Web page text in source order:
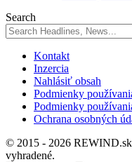
Search
Kontakt
Inzercia
Nahlásiť obsah
Podmienky
Podmienky
Ochrana osobných
© 2015 - 2026
vyhradené.